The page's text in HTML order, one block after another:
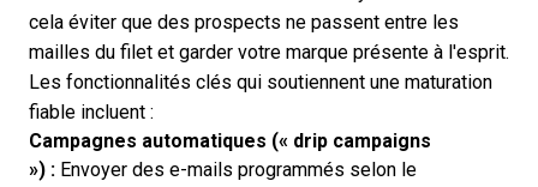
cela éviter que des prospects ne passent entre les
mailles du filet et garder votre marque présente à l'esprit.
Les fonctionnalités clés qui soutiennent une maturation
fiable incluent :
Campagnes automatiques (« drip campaigns
») : Envoyer des e-mails programmés selon le